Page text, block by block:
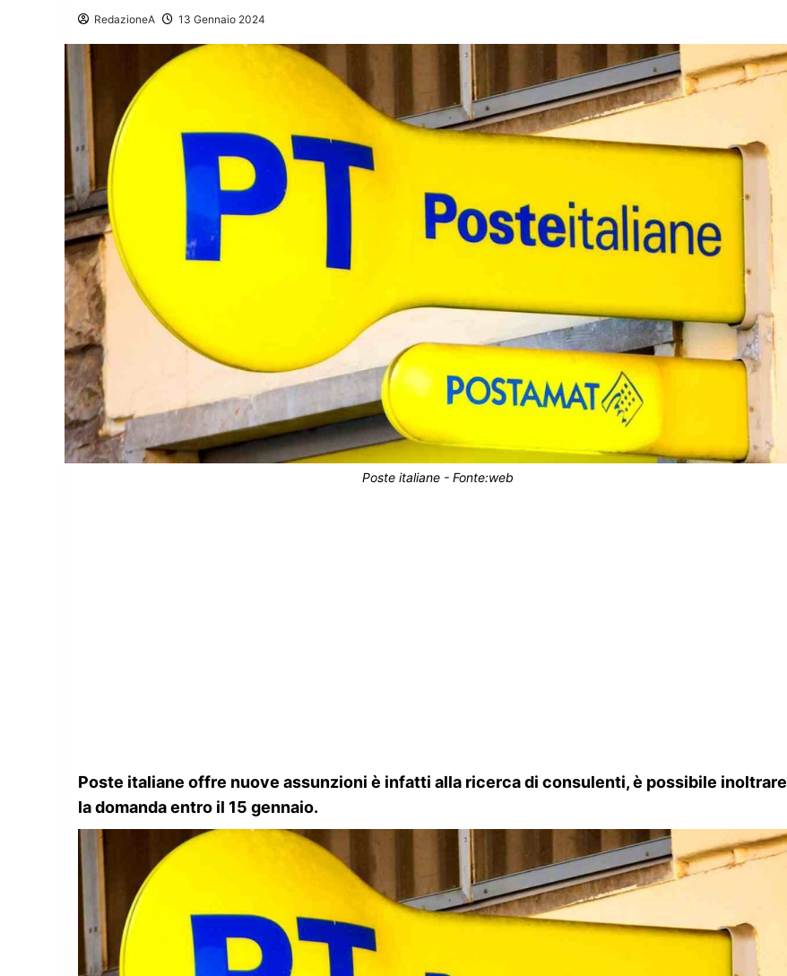
RedazioneA 13 Gennaio 2024
Poste italiane - Fonte:web
Poste italiane offre nuove assunzioni è infatti alla ricerca di consulenti, è possibile inoltrare
la domanda entro il 15 gennaio.